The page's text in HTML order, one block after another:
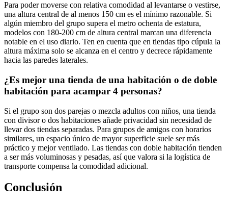
Para poder moverse con relativa comodidad al levantarse o vestirse,
una altura central de al menos 150 cm es el mínimo razonable. Si
algún miembro del grupo supera el metro ochenta de estatura,
modelos con 180-200 cm de altura central marcan una diferencia
notable en el uso diario. Ten en cuenta que en tiendas tipo cúpula la
altura máxima solo se alcanza en el centro y decrece rápidamente
hacia las paredes laterales.
¿Es mejor una tienda de una habitación o de doble
habitación para acampar 4 personas?
Si el grupo son dos parejas o mezcla adultos con niños, una tienda
con divisor o dos habitaciones añade privacidad sin necesidad de
llevar dos tiendas separadas. Para grupos de amigos con horarios
similares, un espacio único de mayor superficie suele ser más
práctico y mejor ventilado. Las tiendas con doble habitación tienden
a ser más voluminosas y pesadas, así que valora si la logística de
transporte compensa la comodidad adicional.
Conclusión